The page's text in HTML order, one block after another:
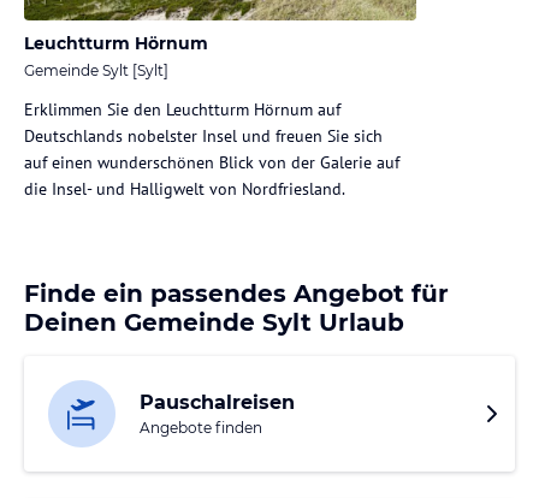
Leuchtturm Hörnum
Gemeinde Sylt [Sylt]
Erklimmen Sie den Leuchtturm Hörnum auf
Deutschlands nobelster Insel und freuen Sie sich
auf einen wunderschönen Blick von der Galerie auf
die Insel- und Halligwelt von Nordfriesland.
Finde ein passendes Angebot für
Deinen Gemeinde Sylt Urlaub
Pauschalreisen
Angebote finden